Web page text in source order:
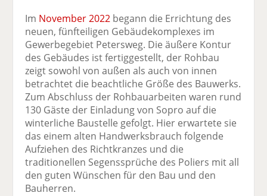
Im November 2022 begann die Errichtung des
neuen, fünfteiligen Gebäudekomplexes im
Gewerbegebiet Petersweg. Die äußere Kontur
des Gebäudes ist fertiggestellt, der Rohbau
zeigt sowohl von außen als auch von innen
betrachtet die beachtliche Größe des Bauwerks.
Zum Abschluss der Rohbauarbeiten waren rund
130 Gäste der Einladung von Sopro auf die
winterliche Baustelle gefolgt. Hier erwartete sie
das einem alten Handwerksbrauch folgende
Aufziehen des Richtkranzes und die
traditionellen Segenssprüche des Poliers mit all
den guten Wünschen für den Bau und den
Bauherren.